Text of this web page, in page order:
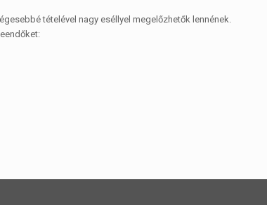
tételével nagy eséllyel megelőzhetők lennének.